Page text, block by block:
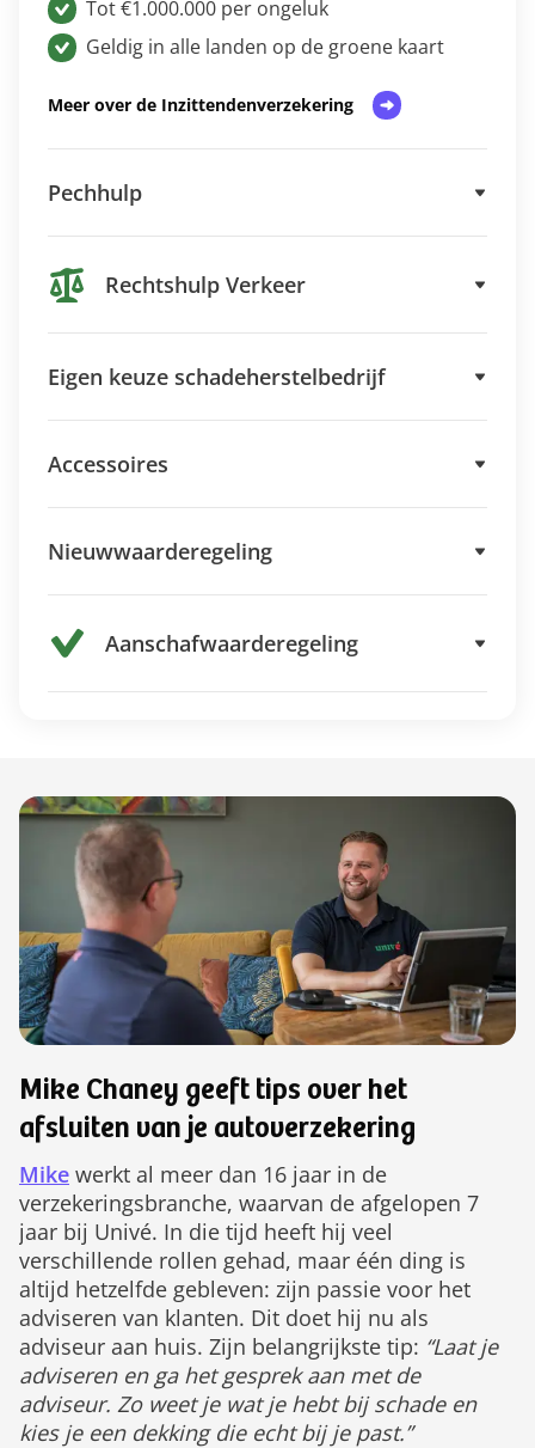
Tot €1.000.000 per ongeluk
Geldig in alle landen op de groene kaart
Meer over de Inzittendenverzekering
Pechhulp
Rechtshulp Verkeer
Eigen keuze schadeherstelbedrijf
Accessoires
Nieuwwaarderegeling
Aanschafwaarderegeling
Mike Chaney geeft tips over het
afsluiten van je autoverzekering
Mike werkt al meer dan 16 jaar in de
verzekeringsbranche, waarvan de afgelopen 7
jaar bij Univé. In die tijd heeft hij veel
verschillende rollen gehad, maar één ding is
altijd hetzelfde gebleven: zijn passie voor het
adviseren van klanten. Dit doet hij nu als
adviseur aan huis. Zijn belangrijkste tip: “Laat je
adviseren en ga het gesprek aan met de
adviseur. Zo weet je wat je hebt bij schade en
kies je een dekking die echt bij je past.”